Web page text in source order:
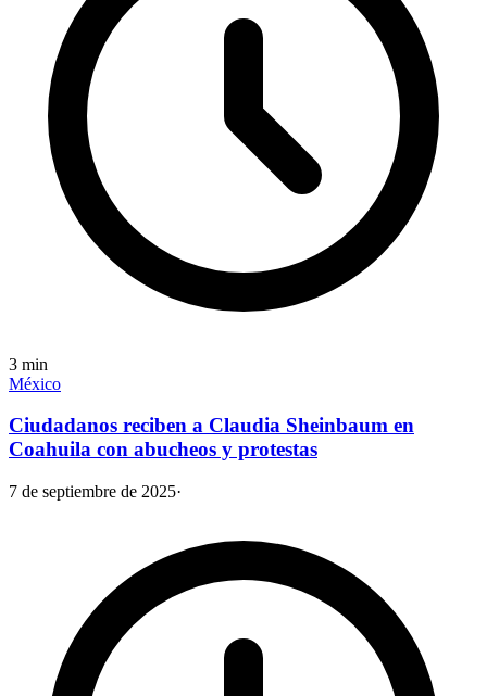
3 min
México
Ciudadanos reciben a Claudia Sheinbaum en
Coahuila con abucheos y protestas
7 de septiembre de 2025·